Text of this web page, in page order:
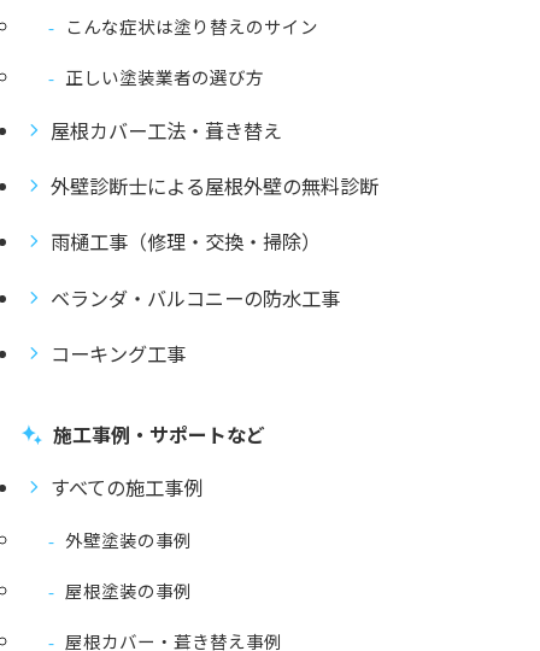
こんな症状は塗り替えのサイン
正しい塗装業者の選び方
屋根カバー工法・葺き替え
外壁診断士による屋根外壁の無料診断
雨樋工事（修理・交換・掃除）
ベランダ・バルコニーの防水工事
コーキング工事
施工事例・サポートなど
すべての施工事例
外壁塗装の事例
屋根塗装の事例
屋根カバー・葺き替え事例